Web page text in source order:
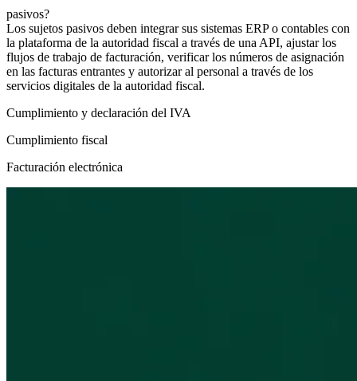
pasivos?
Los sujetos pasivos deben integrar sus sistemas ERP o contables con
la plataforma de la autoridad fiscal a través de una API, ajustar los
flujos de trabajo de facturación, verificar los números de asignación
en las facturas entrantes y autorizar al personal a través de los
servicios digitales de la autoridad fiscal.
Cumplimiento y declaración del IVA
Cumplimiento fiscal
Facturación electrónica